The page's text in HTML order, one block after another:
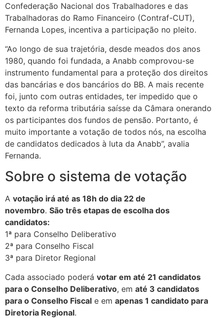
Confederação Nacional dos Trabalhadores e das
Trabalhadoras do Ramo Financeiro (Contraf-CUT),
Fernanda Lopes, incentiva a participação no pleito.
“Ao longo de sua trajetória, desde meados dos anos
1980, quando foi fundada, a Anabb comprovou-se
instrumento fundamental para a proteção dos direitos
das bancárias e dos bancários do BB. A mais recente
foi, junto com outras entidades, ter impedido que o
texto da reforma tributária saísse da Câmara onerando
os participantes dos fundos de pensão. Portanto, é
muito importante a votação de todos nós, na escolha
de candidatos dedicados à luta da Anabb”, avalia
Fernanda.
Sobre o sistema de votação
A votação irá até as 18h do dia 22 de
novembro. São três etapas de escolha dos
candidatos:
1ª para Conselho Deliberativo
2ª para Conselho Fiscal
3ª para Diretor Regional
Cada associado poderá votar em até 21 candidatos
para o Conselho Deliberativo, em até 3 candidatos
para o Conselho Fiscal e em apenas 1 candidato para
Diretoria Regional.